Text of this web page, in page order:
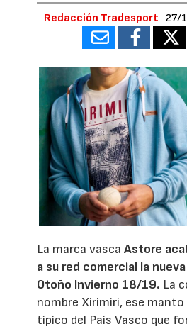
Redacción Tradesport 27/
La marca vascaAstore
a su red comercial la
Otoño Invierno 18/19. La
nombre Xirimiri, ese
típico del País Vasco que